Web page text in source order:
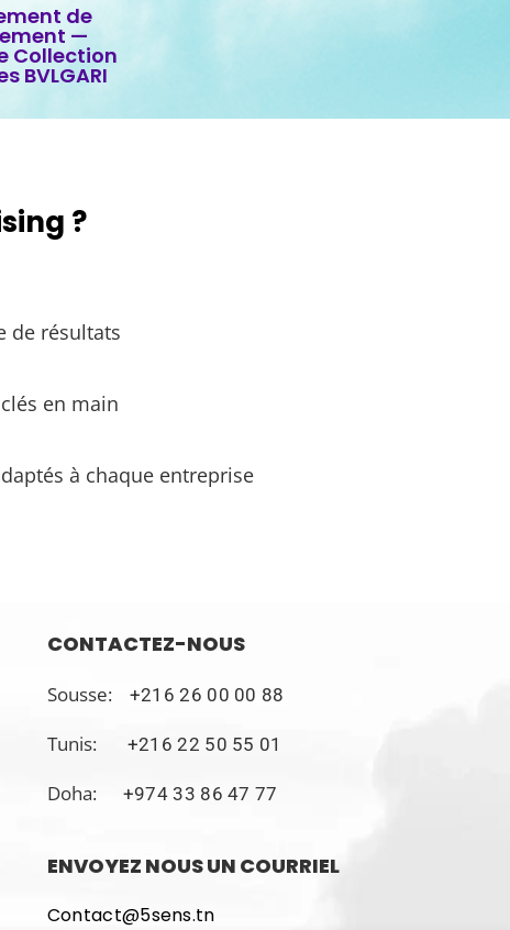
de
—
Collection
BVLGARI
?
de résultats
en main
à chaque entreprise
CONTACTEZ-NOUS
Sousse: +216 26 00 00 88
Tunis: +216 22 50 55 01
Doha: +974 33 86 47 77
ENVOYEZ NOUS UN COURRIEL
Contact@5sens.tn